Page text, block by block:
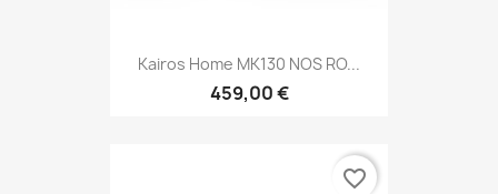
Kairos Home MK130 NOS RO...
459,00 €
favorite_border